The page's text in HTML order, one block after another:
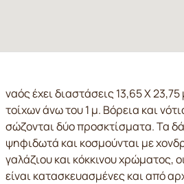
ναός έχει διαστάσεις 13,65 Χ
τοίχων άνω του 1 μ. Βόρεια και
σώζονται δύο προσκτίσματα. Τα
ψηφιδωτά και κοσμούνται με
γαλάζιου και κόκκινου χρώματος,
είναι κατασκευασμένες και από